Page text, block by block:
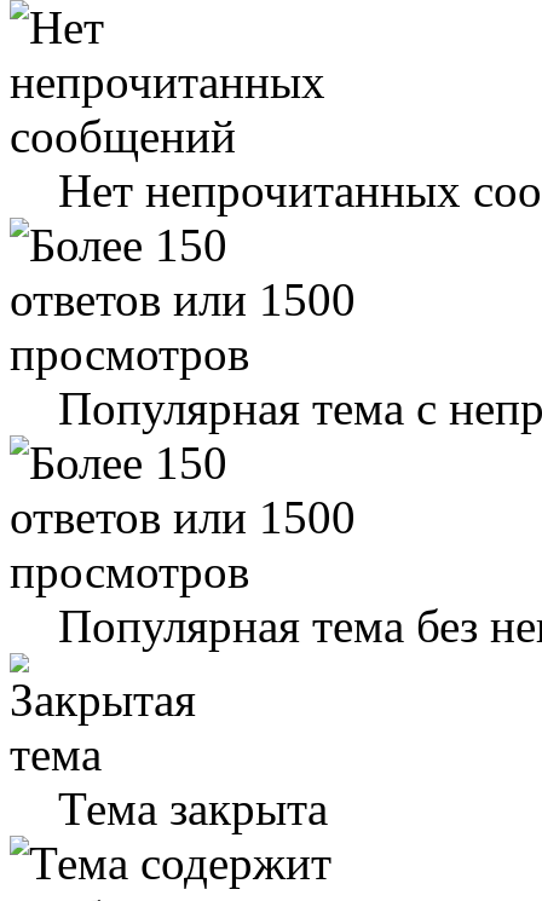
Нет непрочитанных
Популярная тема с
Популярная тема без
Тема закрыта